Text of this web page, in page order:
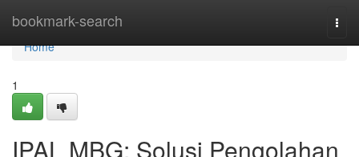
bookmark-search
Home
Home
1
IPAL MBG: Solusi Pengolahan